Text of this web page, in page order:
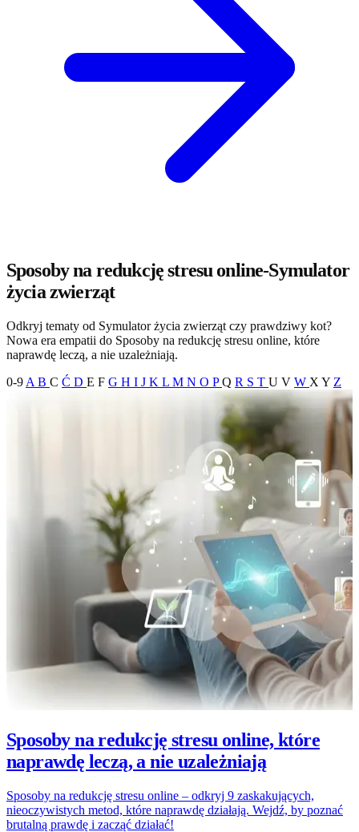
Sposoby na redukcję stresu online-Symulator
życia zwierząt
Odkryj tematy od Symulator życia zwierząt czy prawdziwy kot?
Nowa era empatii do Sposoby na redukcję stresu online, które
naprawdę leczą, a nie uzależniają.
0-9 A B C Ć D E F G H I J K L M N O PQ R S T U V W X Y Z
Sposoby na redukcję stresu online, które
naprawdę leczą, a nie uzależniają
Sposoby na redukcję stresu online – odkryj 9 zaskakujących,
nieoczywistych metod, które naprawdę działają. Wejdź, by poznać
brutalną prawdę i zacząć działać!